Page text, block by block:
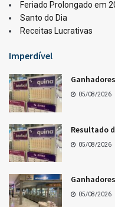
LOTERIAS
05/08/2026